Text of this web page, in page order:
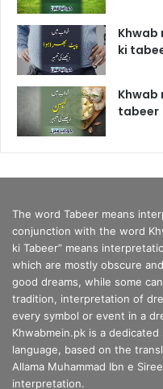
Khwab
ki
Khwab
tabeer
The word Tabeer means
conjunction with the word
ki Tabeer” means
which are mostly obscure
good dreams, while some
tradition, interpretation of
every symbol or event in a
Khwabmein.pk is a
language, based on the
Allama Muhammad Ibn e
interpretation.